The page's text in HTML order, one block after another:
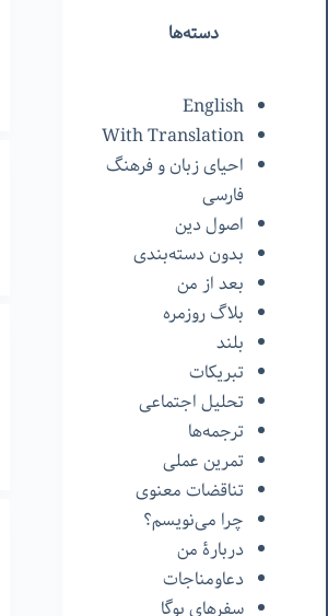
دسته‌ها
English
With Translation
احیای زبان و فرهنگ
فارسی
اصول دین
بدون دسته‌بندی
بعد از من
بلاگ روزمره
بلند
تبریکات
تحلیل اجتماعی
ترجمه‌ها
تمرین عملی
تناقضات معنوی
چرا می‌نویسم؟
دربارۀ من
دعاومناجات
سفرهای یوگا